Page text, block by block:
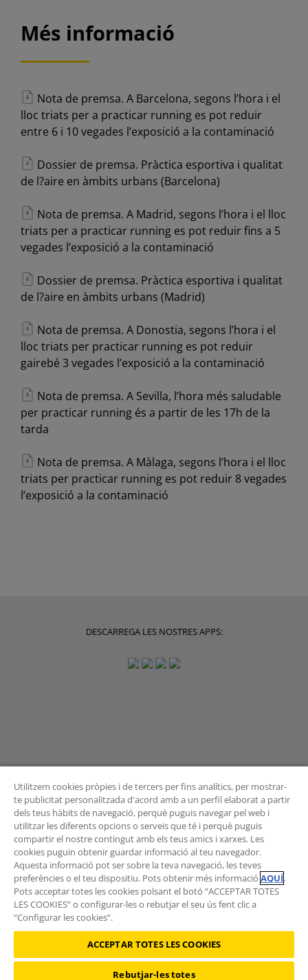
Més informació
Nota de premsa. A Barcelona, segons l’hora i el
lloc triats per a practicar running es pot reduir
entre 6 i 10 vegades l’exposició a la contaminació
Dossier de premsa. Pràctica esportiva i qualitat
de l?aire en àmbits urbans (Barcelona)
Nota de premsa. A Madrid, segons l’hora i el lloc
triats per a practicar running es pot reduir fins a 5
vegades l’exposició a la contaminació
Dossier de premsa. Pràctica esportiva i qualitat
de l?aire en àmbits urbans (Madrid)
Nota de premsa. A Donostia, segons l’hora i el
lloc triats per practicar running es pot reduir
gairebé 3 vegades l’exposició a la contaminació
Nota de premsa. A Sevilla, l’hora més saludable
per practicar running és a partir de les 17h de la
tarda
Nota de premsa. A Màlaga, segons l’hora i el lloc
triats per practicar running es pot reduir 8 vegades
l’exposició a la contaminació
DESCARREGA LES NOSTRES APPS:
BUTLLETÍ
Vols rebre les novetats de l'Àrea de Mobilitat?
Subscriu-te al butlletí.
Utilitzem cookies pròpies i de tercers per fins analítics, per mostrar-
te publicitat personalitzada d'acord amb a un perfil elaborat a partir
dels teus hàbits de navegació, perquè puguis navegar pel web i
utilitzar les diferents opcions o serveis que té i perquè puguis
compartir el nostre contingut amb els teus amics i xarxes. Les
cookies puguin obtenir guardar informació al teu navegador.
Aquesta informació pot ser sobre la teva navegació, les teves
preferències o el teu dispositiu. Pots obtenir més informació AQUÍ.
Pots acceptar totes les cookies polsant el botó “ACCEPTAR TOTES
LES COOKIES” o configurar-les o rebutjar el seu ús fent clic a
“Configurar les cookies”.
ACCEPTAR TOTES LES COOKIES
Rebutjar-les totes